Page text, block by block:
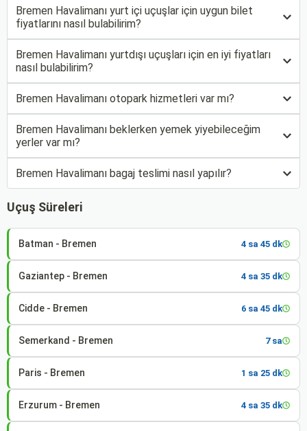
Bremen Havalimanı yurt içi uçuşlar için uygun bilet
fiyatlarını nasıl bulabilirim?
Bremen Havalimanı yurtdışı uçuşları için en iyi fiyatları
nasıl bulabilirim?
Bremen Havalimanı otopark hizmetleri var mı?
Bremen Havalimanı beklerken yemek yiyebileceğim
yerler var mı?
Bremen Havalimanı bagaj teslimi nasıl yapılır?
Uçuş Süreleri
Batman - Bremen 4 sa 45 dk
Gaziantep - Bremen 4 sa 35 dk
Cidde - Bremen 6 sa 45 dk
Semerkand - Bremen 7 sa
Paris - Bremen 1 sa 25 dk
Erzurum - Bremen 4 sa 35 dk